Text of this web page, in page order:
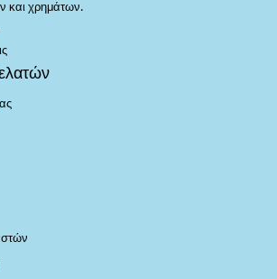
και χρημάτων.